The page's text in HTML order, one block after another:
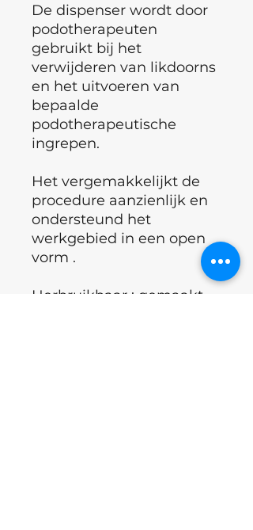
De dispenser wordt door
podotherapeuten
gebruikt bij het
verwijderen van likdoorns
en het uitvoeren van
bepaalde
podotherapeutische
ingrepen.
Het vergemakkelijkt de
procedure aanzienlijk en
ondersteund het
werkgebied in een open
vorm .
Herbruikbaar : gemaakt